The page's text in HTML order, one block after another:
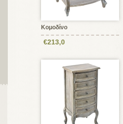
Κομοδίνο
€213,0